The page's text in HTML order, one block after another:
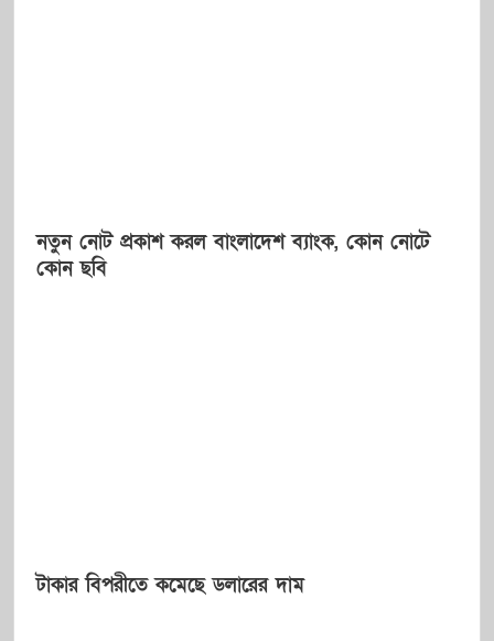
নতুন নোট প্রকাশ করল বাংলাদেশ ব্যাংক, কোন নোটে
কোন ছবি
টাকার বিপরীতে কমেছে ডলারের দাম